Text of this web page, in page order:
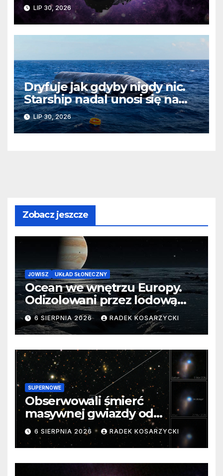
wkrótce
LIP 30, 2026
Dryfuje jak gdyby nigdy nic.
Starship nadal unosi się na
wodach Oceanu Indyjskiego
LIP 30, 2026
Zobacz jeszcze
JOWISZ UKŁAD SŁONECZNY
Ocean we wnętrzu Europy.
Odizolowani przez lodową
barierę
6 SIERPNIA 2026 RADEK KOSARZYCKI
SUPERNOWE
Obserwowali śmierć
masywnej gwiazdy od
samego początku. Niezwykle
cenne dane
6 SIERPNIA 2026 RADEK KOSARZYCKI